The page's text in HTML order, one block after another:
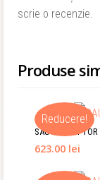
scrie o recenzie.
Produse
Reducere!
SAUTER
623.00 lei